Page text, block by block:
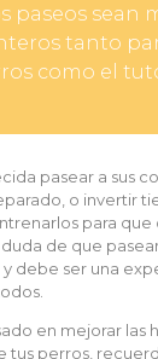
paseos sean
tanto
como el
pasear a sus
o invertir
para que
de que
debe ser una
en mejorar las
tus perros,